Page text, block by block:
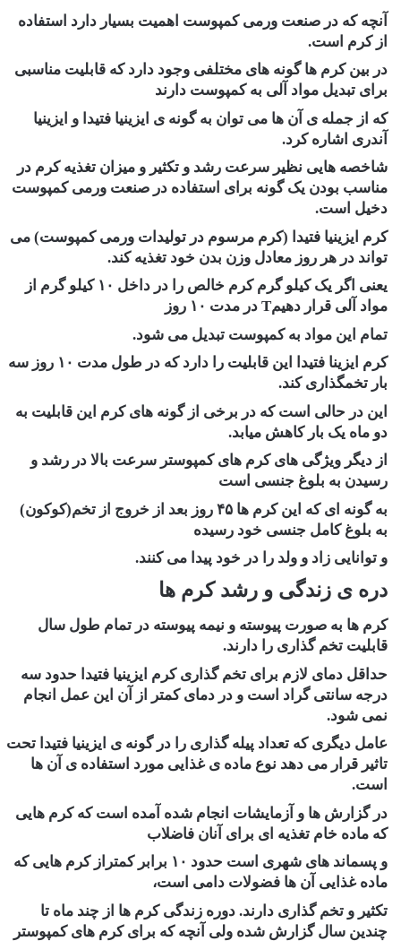
آنچه که در صنعت ورمی کمپوست اهمیت بسیار دارد استفاده
از کرم است.
در بین کرم ها گونه های مختلفی وجود دارد که قابلیت مناسبی
برای تبدیل مواد آلی به کمپوست دارند
که از جمله ی آن ها می توان به گونه ی ایزینیا فتیدا و ایزینیا
آندری اشاره کرد.
شاخصه هایی نظیر سرعت رشد و تکثیر و میزان تغذیه کرم در
مناسب بودن یک گونه برای استفاده در صنعت ورمی کمپوست
دخیل است.
کرم ایزینیا فتیدا (کرم مرسوم در تولیدات ورمی کمپوست) می
تواند در هر روز معادل وزن بدن خود تغذیه کند.
یعنی اگر یک کیلو گرم کرم خالص را در داخل ۱۰ کیلو گرم از
مواد آلی قرار دهیمT در مدت ۱۰ روز
تمام این مواد به کمپوست تبدیل می شود.
کرم ایزینا فتیدا این قابلیت را دارد که در طول مدت ۱۰ روز سه
بار تخمگذاری کند.
این در حالی است که در برخی از گونه های کرم این قابلیت به
دو ماه یک بار کاهش میابد.
از دیگر ویژگی های کرم های کمپوستر سرعت بالا در رشد و
رسیدن به بلوغ جنسی است
به گونه ای که این کرم ها ۴۵ روز بعد از خروج از تخم(کوکون)
به بلوغ کامل جنسی خود رسیده
و توانایی زاد و ولد را در خود پیدا می کنند.
دره ی زندگی و رشد کرم ها
کرم ها به صورت پیوسته و نیمه پیوسته در تمام طول سال
قابلیت تخم گذاری را دارند.
حداقل دمای لازم برای تخم گذاری کرم ایزینیا فتیدا حدود سه
درجه سانتی گراد است و در دمای کمتر از آن این عمل انجام
نمی شود.
عامل دیگری که تعداد پیله گذاری را در گونه ی ایزینیا فتیدا تحت
تاثیر قرار می دهد نوع ماده ی غذایی مورد استفاده ی آن ها
است.
در گزارش ها و آزمایشات انجام شده آمده است که کرم هایی
که ماده خام تغذیه ای برای آنان فاضلاب
و پسماند های شهری است حدود ۱۰ برابر کمتراز کرم هایی که
ماده غذایی آن ها فضولات دامی است،
تکثیر و تخم گذاری دارند. دوره زندگی کرم ها از چند ماه تا
چندین سال گزارش شده ولی آنچه که برای کرم های کمپوستر